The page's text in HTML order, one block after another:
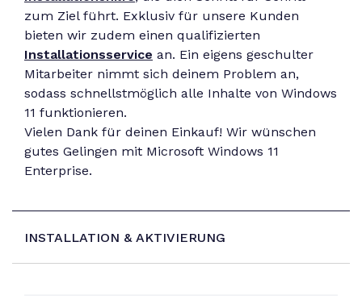
zum Ziel führt. Exklusiv für unsere Kunden
bieten wir zudem einen qualifizierten
Installationsservice an. Ein eigens geschulter
Mitarbeiter nimmt sich deinem Problem an,
sodass schnellstmöglich alle Inhalte von Windows
11 funktionieren.
Vielen Dank für deinen Einkauf! Wir wünschen
gutes Gelingen mit Microsoft Windows 11
Enterprise.
INSTALLATION & AKTIVIERUNG